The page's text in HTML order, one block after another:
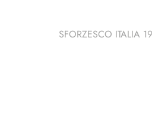
SFORZESCO ITALIA